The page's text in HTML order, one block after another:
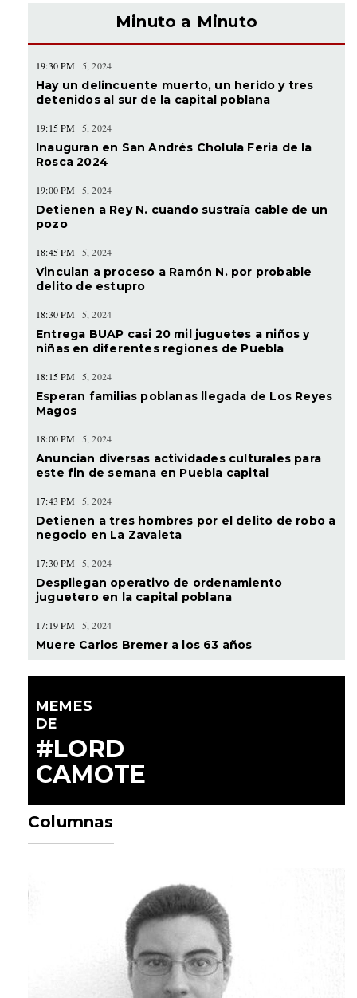
Minuto a Minuto
19:30 PM 5, 2024
Hay un delincuente muerto, un herido y tres
detenidos al sur de la capital poblana
19:15 PM 5, 2024
Inauguran en San Andrés Cholula Feria de la
Rosca 2024
19:00 PM 5, 2024
Detienen a Rey N. cuando sustraía cable de un
pozo
18:45 PM 5, 2024
Vinculan a proceso a Ramón N. por probable
delito de estupro
18:30 PM 5, 2024
Entrega BUAP casi 20 mil juguetes a niños y
niñas en diferentes regiones de Puebla
18:15 PM 5, 2024
Esperan familias poblanas llegada de Los Reyes
Magos
18:00 PM 5, 2024
Anuncian diversas actividades culturales para
este fin de semana en Puebla capital
17:43 PM 5, 2024
Detienen a tres hombres por el delito de robo a
negocio en La Zavaleta
17:30 PM 5, 2024
Despliegan operativo de ordenamiento
juguetero en la capital poblana
17:19 PM 5, 2024
Muere Carlos Bremer a los 63 años
MEMES
DE
#LORD
CAMOTE
Columnas